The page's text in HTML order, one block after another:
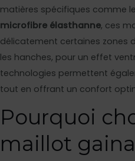
matières spécifiques comme le
microfibre élasthanne, ces
délicatement certaines zones
les hanches, pour un effet
technologies permettent
tout en offrant un confort
Pourquoi
maillot